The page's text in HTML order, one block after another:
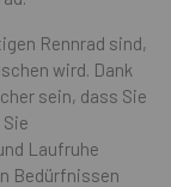
Rennrad sind,
wird. Dank
sein, dass Sie
Laufruhe
Bedürfnissen